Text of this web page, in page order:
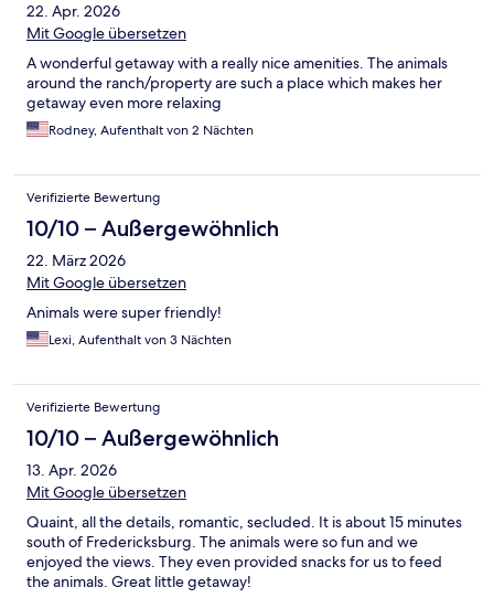
22. Apr. 2026
Mit Google übersetzen
A wonderful getaway with a really nice amenities. The animals
around the ranch/property are such a place which makes her
getaway even more relaxing
Rodney, Aufenthalt von 2 Nächten
Verifizierte Bewertung
10/10 – Außergewöhnlich
22. März 2026
Mit Google übersetzen
Animals were super friendly!
Lexi, Aufenthalt von 3 Nächten
Verifizierte Bewertung
10/10 – Außergewöhnlich
13. Apr. 2026
Mit Google übersetzen
Quaint, all the details, romantic, secluded. It is about 15 minutes
south of Fredericksburg. The animals were so fun and we
enjoyed the views. They even provided snacks for us to feed
the animals. Great little getaway!